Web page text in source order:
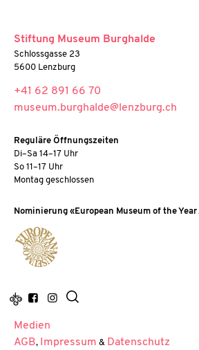
Stiftung Museum Burghalde
Schlossgasse 23
5600 Lenzburg
+41 62 891 66 70
museum.burghalde@lenzburg.ch
Reguläre Öffnungszeiten
Di–Sa 14–17 Uhr
So 11–17 Uhr
Montag geschlossen
Nominierung «European Museum of the
Medien
AGB, Impressum & Datenschutz